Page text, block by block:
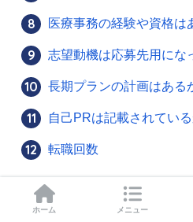
医療事務の経験や資格は
志望動機は応募先用にな
長期プランの計画はある
自己PRは記載されてい
転職回数
1つずつ解説していきます。
ホーム メニュー